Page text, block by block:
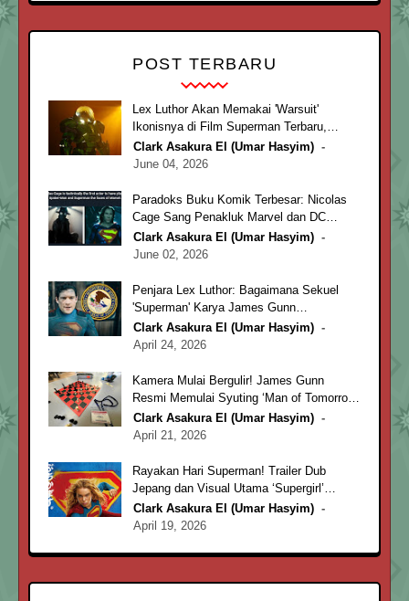
POST TERBARU
Lex Luthor Akan Memakai 'Warsuit'
Ikonisnya di Film Superman Terbaru,
'Superman: Man of Tomorrow'
Clark Asakura El (Umar Hasyim)
June 04, 2026
Paradoks Buku Komik Terbesar: Nicolas
Cage Sang Penakluk Marvel dan DC
Comics
Clark Asakura El (Umar Hasyim)
June 02, 2026
Penjara Lex Luthor: Bagaimana Sekuel
'Superman' Karya James Gunn
Menghebohkan Rutan di Atlanta
Clark Asakura El (Umar Hasyim)
April 24, 2026
Kamera Mulai Bergulir! James Gunn
Resmi Memulai Syuting ‘Man of Tomorrow’
untuk Rilis 2027
Clark Asakura El (Umar Hasyim)
April 21, 2026
Rayakan Hari Superman! Trailer Dub
Jepang dan Visual Utama ‘Supergirl’
Resmi Diluncurkan
Clark Asakura El (Umar Hasyim)
April 19, 2026